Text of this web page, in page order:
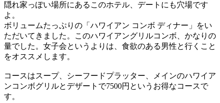
隠れ家っぽい場所にあるこのホテル、デートにも穴場です
よ。
ボリュームたっぷりの「ハワイアン コンボ ディナー」をい
ただいてきました。このハワイアングリルコンボ、かなりの
量でした。女子会というよりは、食欲のある男性と行くこと
をオススメします。
コースはスープ、シーフードプラッター、メインのハワイア
ンコンボグリルとデザートで7500円というお得なコースで
す。